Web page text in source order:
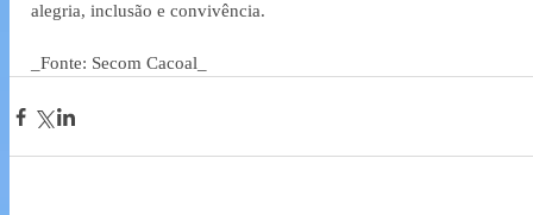
alegria, inclusão e convivência.
_Fonte: Secom Cacoal_